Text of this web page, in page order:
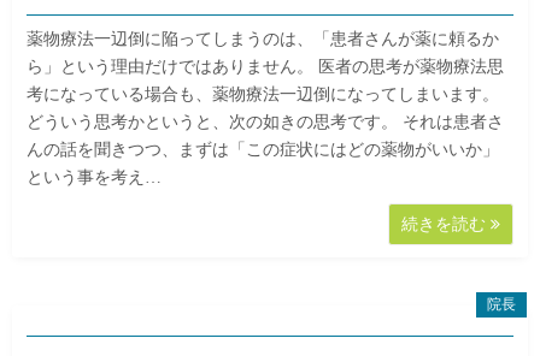
薬物療法一辺倒に陥ってしまうのは、「患者さんが薬に頼るか
ら」という理由だけではありません。 医者の思考が薬物療法思
考になっている場合も、薬物療法一辺倒になってしまいます。
どういう思考かというと、次の如きの思考です。 それは患者さ
んの話を聞きつつ、まずは「この症状にはどの薬物がいいか」
という事を考え…
続きを読む
院長